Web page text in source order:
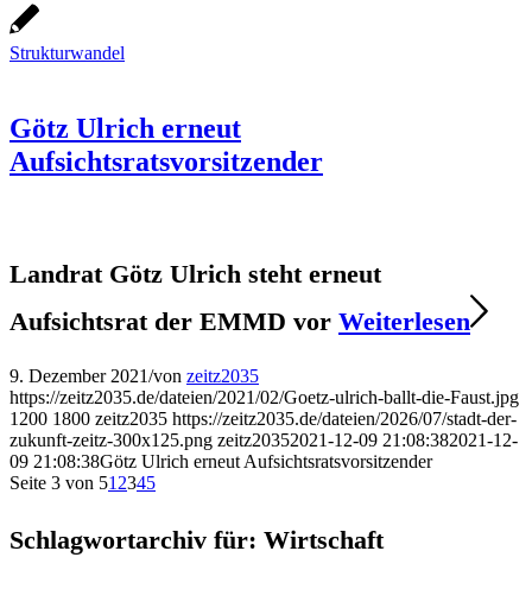
Strukturwandel
Götz Ulrich erneut
Aufsichtsratsvorsitzender
Landrat Götz Ulrich steht erneut
Aufsichtsrat der EMMD vor Weiterlesen
9. Dezember 2021/von zeitz2035
https://zeitz2035.de/dateien/2021/02/Goetz-ulrich-ballt-die-Faust.jpg
1200 1800 zeitz2035 https://zeitz2035.de/dateien/2026/07/stadt-der-
zukunft-zeitz-300x125.png zeitz20352021-12-09 21:08:382021-12-
09 21:08:38Götz Ulrich erneut Aufsichtsratsvorsitzender
Seite 3 von 51 2345
Schlagwortarchiv für: Wirtschaft